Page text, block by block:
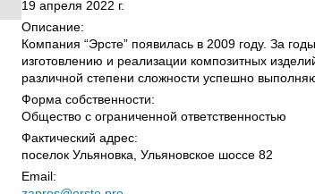
19 апреля 2022 г.
Описание:
Компания “Эрсте” появилась в 2009 году. За
изготовлению и реализации композитных
различной степени сложности успешно
Форма собственности:
Общество с ограниченной ответственностью
Фактический адрес:
поселок Ульяновка, Ульяновское шоссе 82
Email: